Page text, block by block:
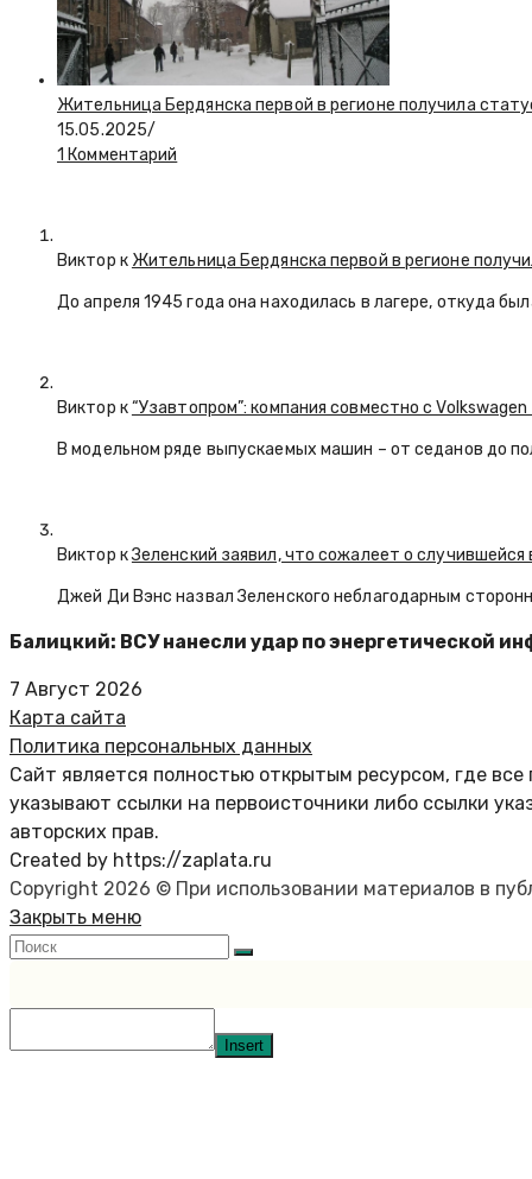
Жительница Бердянска первой в регионе получила
15.05.2025/
1 Комментарий
Виктор к Жительница Бердянска первой в регионе
До апреля 1945 года она находилась в лагере, откуда
Виктор к“Узавтопром”: компания совместно с
В модельном ряде выпускаемых машин – от седанов до
Виктор кЗеленский заявил, что сожалеет о
Джей Ди Вэнс назвал Зеленского неблагодарным
Балицкий: ВСУ нанесли удар по энергетической
7 Август 2026
Карта сайта
Политика персональных данных
Сайт является полностью открытым ресурсом, где
указывают ссылки на первоисточники либо ссылки
авторских прав.
Created by https://zaplata.ru
Copyright 2026 © При использовании материалов в
Закрыть меню
Insert